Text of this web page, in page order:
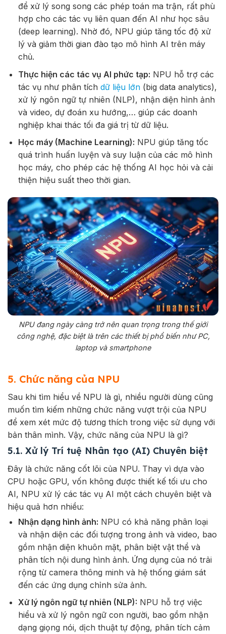
để xử lý song song các phép toán ma trận, rất phù
hợp cho các tác vụ liên quan đến AI như học sâu
(deep learning). Nhờ đó, NPU giúp tăng tốc độ xử
lý và giảm thời gian đào tạo mô hình AI trên máy
chủ.
Thực hiện các tác vụ AI phức tạp: NPU hỗ trợ các
tác vụ như phân tích dữ liệu lớn(big data analytics),
xử lý ngôn ngữ tự nhiên (NLP), nhận diện hình ảnh
và video, dự đoán xu hướng,… giúp các doanh
nghiệp khai thác tối đa giá trị từ dữ liệu.
Học máy (Machine Learning): NPU giúp tăng tốc
quá trình huấn luyện và suy luận của các mô hình
học máy, cho phép các hệ thống AI học hỏi và cải
thiện hiệu suất theo thời gian.
NPU đang ngày càng trở nên quan trọng trong thế giới
công nghệ, đặc biệt là trên các thiết bị phổ biến như PC,
laptop và smartphone
5. Chức năng của NPU
Sau khi tìm hiểu về NPU là gì, nhiều người dùng cũng
muốn tìm kiếm những chức năng vượt trội của NPU
để xem xét mức độ tương thích trong việc sử dụng với
bản thân mình. Vậy, chức năng của NPU là gì?
5.1. Xử lý Trí tuệ Nhân tạo (AI) Chuyên biệt
Đây là chức năng cốt lõi của NPU. Thay vì dựa vào
CPU hoặc GPU, vốn không được thiết kế tối ưu cho
AI, NPU xử lý các tác vụ AI một cách chuyên biệt và
hiệu quả hơn nhiều:
Nhận dạng hình ảnh: NPU có khả năng phân loại
và nhận diện các đối tượng trong ảnh và video, bao
gồm nhận diện khuôn mặt, phân biệt vật thể và
phân tích nội dung hình ảnh. Ứng dụng của nó trải
rộng từ camera thông minh và hệ thống giám sát
đến các ứng dụng chỉnh sửa ảnh.
Xử lý ngôn ngữ tự nhiên (NLP): NPU hỗ trợ việc
hiểu và xử lý ngôn ngữ con người, bao gồm nhận
dạng giọng nói, dịch thuật tự động, phân tích cảm